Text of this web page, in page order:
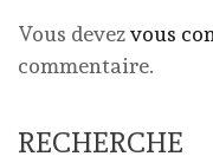
Vous devezvous
commentaire.
RECHERCHE